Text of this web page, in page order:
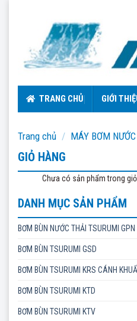
TRANG CHỦ GIỚI
Trang chủ / MÁY BƠM
GIỎ HÀNG
Chưa có sản phẩm trong giỏ
DANH MỤC SẢN PHẨM
BƠM BÙN NƯỚC THẢI TSURUMI GPN
BƠM BÙN TSURUMI GSD
BƠM BÙN TSURUMI KRS CÁNH
BƠM BÙN TSURUMI KTD
BƠM BÙN TSURUMI KTV